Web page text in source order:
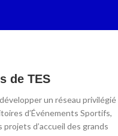
de TES
un réseau privilégié
d’Événements Sportifs,
d’accueil des grands